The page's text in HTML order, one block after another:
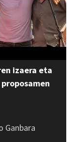
izaera eta
Ganbara